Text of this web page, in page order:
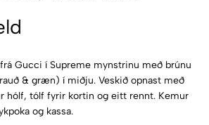
Gucci í Supreme mynstrinu með brúnu
& græn) í miðju. Veskið opnast með
hólf, tólf fyrir kortin og eitt rennt. Kemur
og kassa.